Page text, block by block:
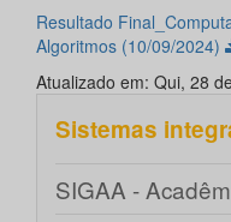
Resultado
Algoritmos (10/09/2024)
Atualizado em: Qui, 28
Sistemas
SIGAA -